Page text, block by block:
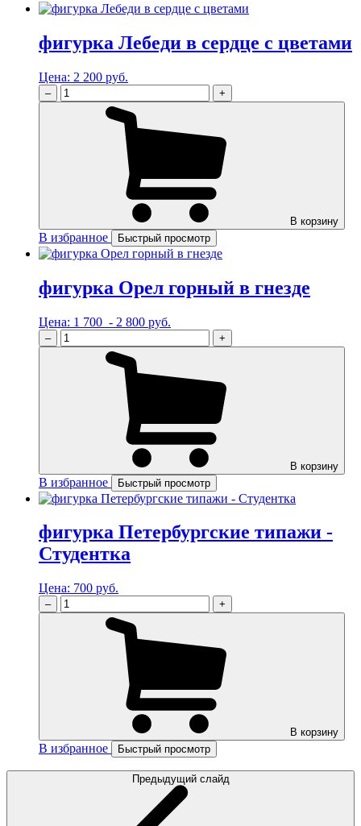
фигурка Лебеди в сердце с цветами
Цена: 2 200 руб.
– +
В корзину
В избранное Быстрый просмотр
фигурка Орел горный в гнезде
Цена: 1 700 - 2 800 руб.
– +
В корзину
В избранное Быстрый просмотр
фигурка Петербургские типажи -
Студентка
Цена: 700 руб.
– +
В корзину
В избранное Быстрый просмотр
Предыдущий слайд